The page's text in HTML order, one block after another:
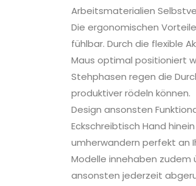
Arbeitsmaterialien
Die ergonomischen
fühlbar. Durch die flexible
Maus optimal positioniert
Stehphasen regen die
produktiver rödeln können.
Design ansonsten
Eckschreibtisch Hand
umherwandern perfekt an
Modelle innehaben
ansonsten jederzeit